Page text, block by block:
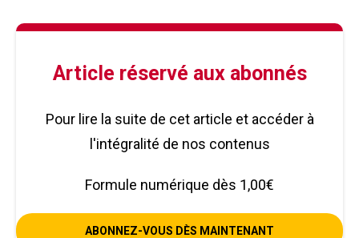
Article réservé aux abonnés
Pour lire la suite de cet article et accéder à
l'intégralité de nos contenus
Formule numérique dès 1,00€
ABONNEZ-VOUS DÈS MAINTENANT